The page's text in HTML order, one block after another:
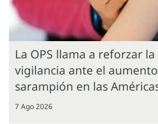
La OPS llama a reforzar
vigilancia ante el
sarampión en las
7 Ago 2026